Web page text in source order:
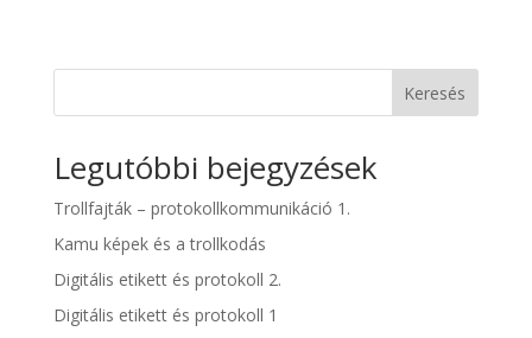
Keresés
Legutóbbi bejegyzések
Trollfajták – protokollkommunikáció 1.
Kamu képek és a trollkodás
Digitális etikett és protokoll 2.
Digitális etikett és protokoll 1